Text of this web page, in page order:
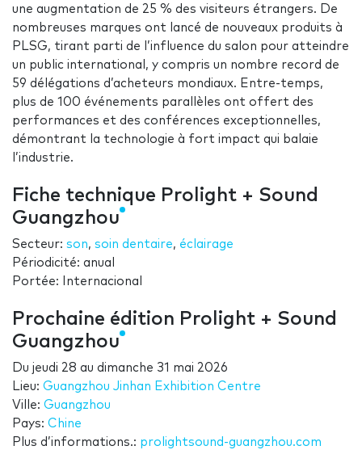
une augmentation de 25 % des visiteurs étrangers. De
nombreuses marques ont lancé de nouveaux produits à
PLSG, tirant parti de l’influence du salon pour atteindre
un public international, y compris un nombre record de
59 délégations d’acheteurs mondiaux. Entre-temps,
plus de 100 événements parallèles ont offert des
performances et des conférences exceptionnelles,
démontrant la technologie à fort impact qui balaie
l’industrie.
Fiche technique Prolight + Sound
Guangzhou
Secteur: son, soin dentaire, éclairage
Périodicité: anual
Portée: Internacional
Prochaine édition Prolight + Sound
Guangzhou
Du jeudi 28 au dimanche 31 mai 2026
Lieu: Guangzhou Jinhan Exhibition Centre
Ville: Guangzhou
Pays: Chine
Plus d’informations.: prolightsound-guangzhou.com